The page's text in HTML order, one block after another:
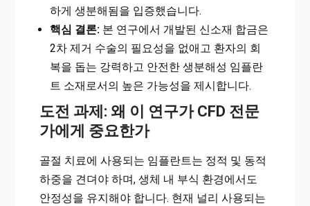
하게 생분해됨을 입증했습니다.
핵심 결론:본 연구에서 개발된 신소재 합금은
2차 제거 수술의 필요성을 없애고 환자의 회
복을 돕는 강력하고 안전한 생분해성 임플란
트 소재로서의 높은 가능성을 제시합니다.
도전 과제: 왜 이 연구가 CFD 전문
가에게 중요한가
골절 치료에 사용되는 임플란트는 정적 및 동적
하중을 견뎌야 하며, 생체 내 부식 환경에서도
안정성을 유지해야 합니다. 현재 널리 사용되는